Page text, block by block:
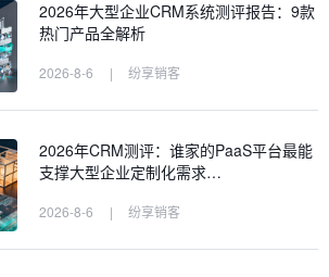
2026年大型企业CRM系统测评报告：9款
热门产品全解析
2026-8-6 | 纷享销客
2026年CRM测评：谁家的PaaS平台最能
支撑大型企业定制化需求…
2026-8-6 | 纷享销客